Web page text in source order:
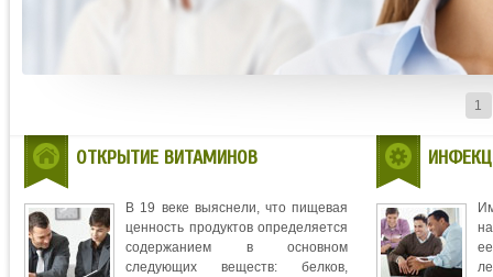
1
ОТКРЫТИЕ ВИТАМИНОВ
В 19 веке выяснели, что пищевая
ценность продуктов определяется
содержанием в основном
следующих веществ: белков,